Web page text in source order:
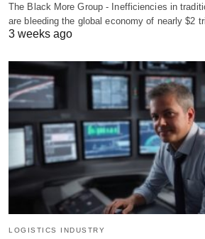
The Black More Group - Inefficiencies in
are bleeding the global economy of nearly $2
3 weeks ago
LOGISTICS INDUSTRY